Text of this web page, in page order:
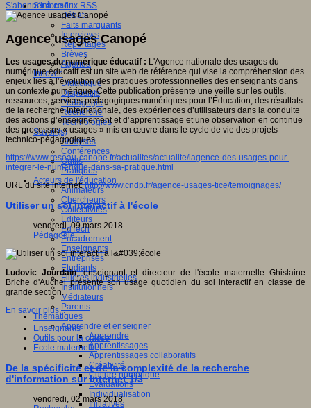
S'informer
Débats
Faits marquants
Interviews
Reportages
Brèves
Agenda
Innover
Didactique
Dispositifs
Pédagogie
Recherche
Technologies
Savoir(s)
Analyses
Conférences
Outils
Pratiques
Acteurs de l'éducation
Animateurs
Chercheurs
Collectivités
Editeurs
EdTech
Encadrement
Enseignants
Entreprises
Etudiants
Filières industrielles
Institutionnels
Médiateurs
Parents
Thématiques
Apprendre et enseigner
Apprendre
Apprentissages
Apprentissages collaboratifs
Créativité
Culture numérique
Evaluations
Individualisation
Initiatives
S'abonner à ce flux RSS
Agence usages Canopé
Les usages du numérique éducatif : L'Agence nationale des usages du
numérique éducatif est un site web de référence qui vise la compréhension des
enjeux liés à l’évolution des pratiques professionnelles des enseignants dans
un contexte numérique. Cette publication présente une veille sur les outils,
ressources, services pédagogiques numériques pour l’Éducation, des résultats
de la recherche internationale, des expériences d’utilisateurs dans la conduite
des actions d’enseignement et d’apprentissage et une observation en continue
des processus « usages » mis en œuvre dans le cycle de vie des projets
technico-pédagogiques.
https://www.reseau-canope.fr/actualites/actualite/lagence-des-usages-pour-
integrer-le-numerique-dans-sa-pratique.html
URL du site internet:http://www.cndp.fr/agence-usages-tice/temoignages/
Utiliser un sol interactif à l'école
vendredi, 09 mars 2018
Pédagogie
Ludovic Jourdain, enseignant et directeur de l'école maternelle Ghislaine
Briche d'Auchel présente son usage quotidien du sol interactif en classe de
grande section.
En savoir plus...
Enseignants
Outils pour la classe
Ecole maternelle
De la spécificité et de la complexité de la recherche
d'information sur Internet 1/3
vendredi, 02 mars 2018